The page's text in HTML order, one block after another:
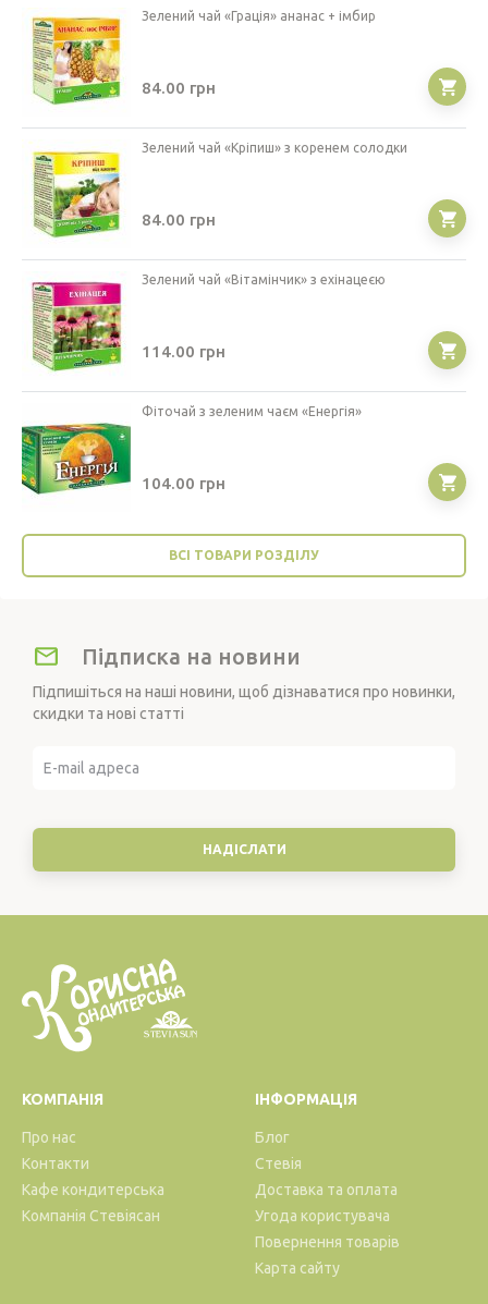
Зелений чай «Грація» ананас + імбир
84.00 грн
Зелений чай «Кріпиш» з коренем солодки
84.00 грн
Зелений чай «Вітамінчик» з ехінацеєю
114.00 грн
Фіточай з зеленим чаєм «Енергія»
104.00 грн
ВСІ ТОВАРИ РОЗДІЛУ
Підписка на новини
Підпишіться на наші новини, щоб дізнаватися про новинки,
скидки та нові статті
КОМПАНІЯ
Про нас
Контакти
Кафе кондитерська
Компанія Стевіясан
ІНФОРМАЦІЯ
Блог
Стевія
Доставка та оплата
Угода користувача
Повернення товарів
Карта сайту